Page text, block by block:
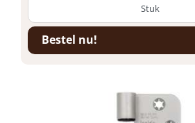
Bestel nu!